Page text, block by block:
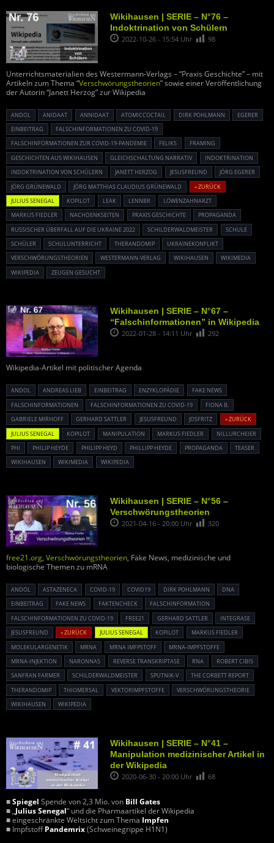
Wikihausen | SERIE – N°76 –
Indoktrination von Schülern
2022-10-26 - 15:54 Uhr 98
Unterrichtsmaterialien des Westermann-Verlags – “Praxis Geschichte” – mit
Artikeln zum Thema “Verschwörungstheorien” sowie einer Veröffentlichung
der Autorin “Janett Herzog” zur Wikipedia
ANDOL ANIDAAT ANNIDAAT ATOMICCOCTAIL DIRK POHLMANN
EGERER
EINBEITRAG
FALSCHINFORMATIONEN ZU COVID-19
FALSCHINFORMATIONEN ZUR COVID-19-PANDEMIE
FELIKS
FRAMING
GESCHICHTEN AUS WIKIHAUSEN
GLEICHSCHALTUNG NARRATIV
INDOKTRINATION
INDOKTRINATION VON SCHÜLERN
JANETT HERZOG JESUSFREUND
JÖRG EGERER
JÖRG GRÜNEWALD
JÖRG MATTHIAS CLAUDIUS GRÜNEWALD
« ZURÜCK
JULIUS SENEGAL
KOPILOT LEAK LENNBR
LÖWENZAHNARZT
MARKUS FIEDLER
NACHDENKSEITEN PRAXIS GESCHICHTE
PROPAGANDA
RUSSISCHER ÜBERFALL AUF DIE UKRAINE 2022
SCHILDERWALDMEISTER
SCHULE
SCHÜLER
SCHULUNTERRICHT THERANDOMIP
UKRAINEKONFLIKT
VERSCHWÖRUNGSTHEORIEN
WESTERMANN-VERLAG WIKIHAUSEN
WIKIMEDIA
WIKIPEDIA
ZEUGEN GESUCHT
Wikihausen | SERIE – N°67 –
“Falschinformationen” in Wikipedia
2022-01-28 - 14:11 Uhr 292
Wikipedia-Artikel mit politischer Agenda
ANDOL ANDREAS LIEB EINBEITRAG ENZYKLOPÄDIE
FAKE NEWS
FALSCHINFORMATIONEN
FALSCHINFORMATIONEN ZU COVID-19
FIONA B.
GABRIELE MIRHOFF
GERHARD SATTLER JESUSFREUND JOSFRITZ
« ZURÜCK
JULIUS SENEGAL
KOPILOT MANIPULATION MARKUS FIEDLER
NILLURCHEIER
PHI
PHILIP HEYDE PHILIPP HEYD PHILLIPP HEYDE PROPAGANDA
TEASER
WIKIHAUSEN
WIKIMEDIA WIKIPEDIA
Wikihausen | SERIE – N°56 –
Verschwörungstheorien
2021-04-16 - 20:00 Uhr 320
free21.org, Verschwörungstheorien, Fake News, medizinische und
biologische Themen zu mRNA
ANDOL ASTAZENECA COVID-19 COVID19 DIRK POHLMANN
DNA
EINBEITRAG
FAKE NEWS FAKTENCHECK
FALSCHINFORMATION
FALSCHINFORMATIONEN ZU COVID-19
FREE21 GERHARD SATTLER
INTEGRASE
JESUSFREUND
« ZURÜCK JULIUS SENEGAL KOPILOT
MARKUS FIEDLER
MOLEKULARGENETIK
MRNA MRNA IMFPSTOFF
MRNA-IMPFSTOFFE
MRNA-INJEKTION
NARONNAS REVERSE TRANSKRIPTASE RNA
ROBERT CIBIS
SANFRAN FARMER
SCHILDERWALDMEISTER SPUTNIK-V
THE CORBETT REPORT
THERANDOMIP
THIOMERSAL VEKTORIMPFSTOFFE
VERSCHWÖRUNGSTHEORIE
WIKIHAUSEN
WIKIPEDIA
Wikihausen | SERIE – N°41 –
Manipulation medizinischer Artikel in
der Wikipedia
2020-06-30 - 20:00 Uhr 68
■Spiegel Spende von 2,3 Mio. von Bill Gates
■ „Julius Senegal“ und die Pharmaartikel der Wikipedia
■ eingeschränkte Weltsicht zum Thema Impfen
■ ImpfstoffPandemrix(Schweinegrippe H1N1)